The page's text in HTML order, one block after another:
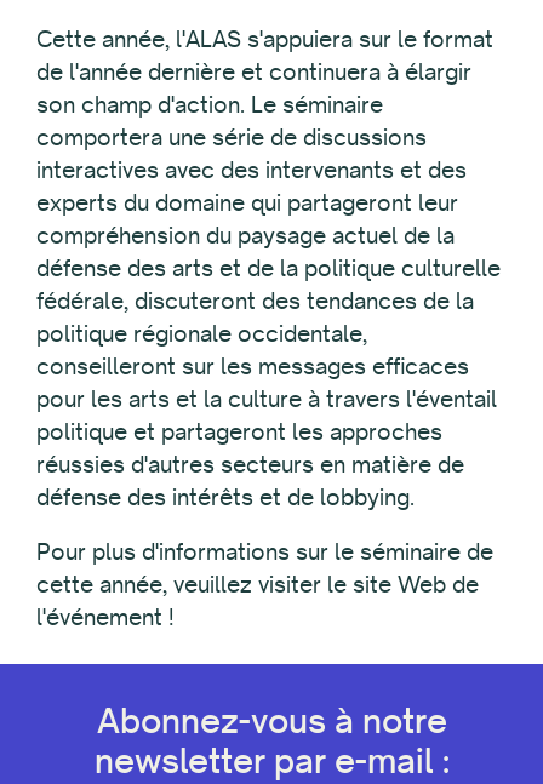
Cette année, l'ALAS s'appuiera sur le format
de l'année dernière et continuera à élargir
son champ d'action. Le séminaire
comportera une série de discussions
interactives avec des intervenants et des
experts du domaine qui partageront leur
compréhension du paysage actuel de la
défense des arts et de la politique culturelle
fédérale, discuteront des tendances de la
politique régionale occidentale,
conseilleront sur les messages efficaces
pour les arts et la culture à travers l'éventail
politique et partageront les approches
réussies d'autres secteurs en matière de
défense des intérêts et de lobbying.
Pour plus d'informations sur le séminaire de
cette année, veuillez visiter le site Web de
l'événement !
Abonnez-vous à notre
newsletter par e-mail :